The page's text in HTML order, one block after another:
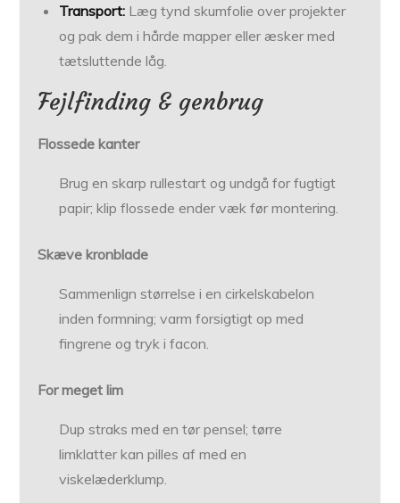
Transport: Læg tynd skumfolie over projekter
og pak dem i hårde mapper eller æsker med
tætsluttende låg.
Fejlfinding & genbrug
Flossede kanter
Brug en skarp rullestart og undgå for fugtigt
papir; klip flossede ender væk før montering.
Skæve kronblade
Sammenlign størrelse i en cirkelskabelon
inden formning; varm forsigtigt op med
fingrene og tryk i facon.
For meget lim
Dup straks med en tør pensel; tørre
limklatter kan pilles af med en
viskelæderklump.